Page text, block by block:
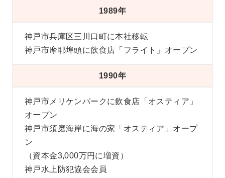
1989年
神戸市兵庫区三川口町に本社移転
神戸市摩耶埠頭に飲食店「フライト」オープン
1990年
神戸市メリケンパークに飲食店「オスティア」
オープン
神戸市須磨海岸に海の家「オスティア」オープ
ン
（資本金3,000万円に増資）
神戸水上防犯協会会員